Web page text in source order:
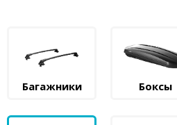
Багажники Боксы